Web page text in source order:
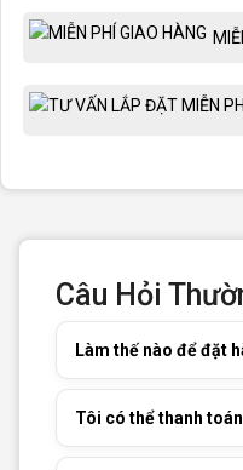
Câu Hỏi
Làm thế nào để đặt
Tôi có thể thanh